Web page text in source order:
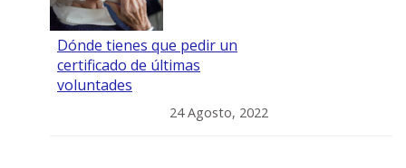
Dónde tienes que pedir un
certificado de últimas
voluntades
24 Agosto, 2022